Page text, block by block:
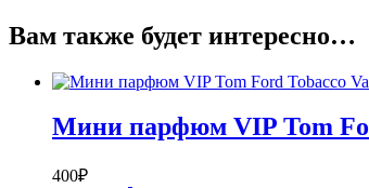
Вам также будет интересно…
Мини парфюм VIP Tom
400₽